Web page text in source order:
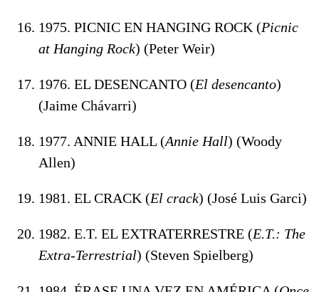
1975. PICNIC EN HANGING ROCK (Picnic
at Hanging Rock) (Peter Weir)
1976. EL DESENCANTO (El desencanto)
(Jaime Chávarri)
1977. ANNIE HALL (Annie Hall) (Woody
Allen)
1981. EL CRACK (El crack) (José Luis Garci)
1982. E.T. EL EXTRATERRESTRE (E.T.: The
Extra-Terrestrial) (Steven Spielberg)